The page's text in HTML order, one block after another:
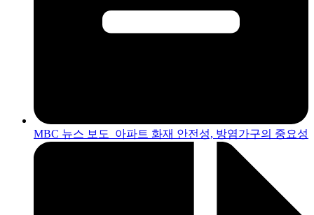
MBC 뉴스 보도_아파트 화재 안전성, 방염가구의 중요성